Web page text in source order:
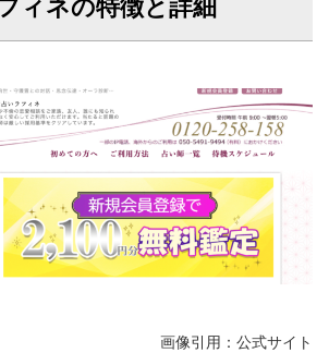
ィネの特徴と詳細
画像引用：公式サイト